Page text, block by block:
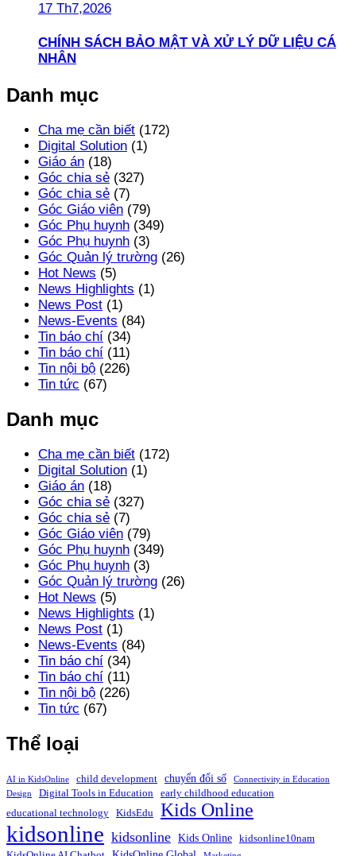
17 Th7,2026
CHÍNH SÁCH BẢO MẬT VÀ XỬ LÝ DỮ LIỆU CÁ
NHÂN
Danh mục
Cha mẹ cần biết (172)
Digital Solution (1)
Giáo án (18)
Góc chia sẻ (327)
Góc chia sẻ (7)
Góc Giáo viên (79)
Góc Phụ huynh (349)
Góc Phụ huynh (3)
Góc Quản lý trường (26)
Hot News (5)
News Highlights (1)
News Post (1)
News-Events (84)
Tin báo chí (34)
Tin báo chí (11)
Tin nội bộ (226)
Tin tức (67)
Danh mục
Cha mẹ cần biết (172)
Digital Solution (1)
Giáo án (18)
Góc chia sẻ (327)
Góc chia sẻ (7)
Góc Giáo viên (79)
Góc Phụ huynh (349)
Góc Phụ huynh (3)
Góc Quản lý trường (26)
Hot News (5)
News Highlights (1)
News Post (1)
News-Events (84)
Tin báo chí (34)
Tin báo chí (11)
Tin nội bộ (226)
Tin tức (67)
Thể loại
AI in KidsOnline child development chuyển đổi số
Connectivity in Education
Design
Digital Tools in Education
early childhood education
educational technology
KidsEdu Kids Online
kidsonline kidsonline Kids Online
kidsonline10nam